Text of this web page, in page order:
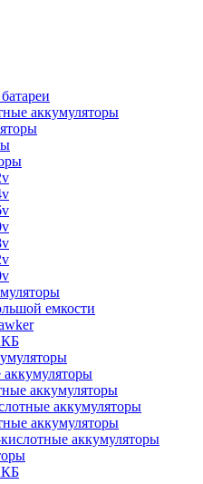
аккумуляторы
емкости
аккумуляторы
аккумуляторы
аккумуляторы
аккумуляторы